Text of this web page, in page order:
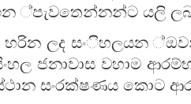
්පැවතෙන්නන්ට යලි
හරින ලද සංිහලයන
ජනාවාස වහාම
සංරක්ෂණය කොට